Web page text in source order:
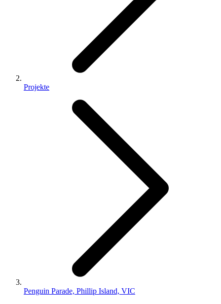
Projekte
Penguin Parade, Phillip Island, VIC